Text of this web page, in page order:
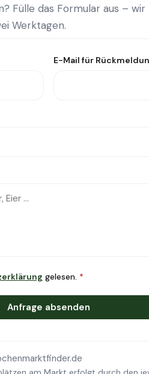
Fülle das Formular aus – wir
Werktagen.
E-Mail für
gelesen. *
Anfrage absenden